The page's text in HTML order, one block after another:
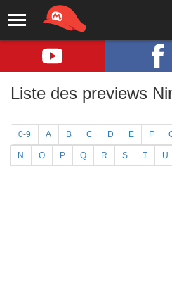
Liste des previews
0-9 A B C D E F
N O P Q R S T U